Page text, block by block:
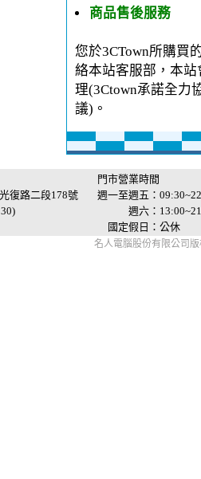
商品售後服務
您於3CTown所購買
絡本站客服部，本
理(3Ctown承諾全力
議)。
復路二段178號
門市營業時間
週一至週五：
週六：
國定假日：公休
名人電腦股份有限公司版